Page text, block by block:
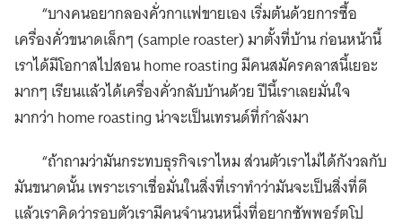
“บางคนอยากลองคั่วกาแฟขายเอง เริ่มต้นด้วยการซื้อ
เครื่องคั่วขนาดเล็กๆ (sample roaster) มาตั้งที่บ้าน ก่อนหน้านี้
เราได้มีโอกาสไปสอน home roasting มีคนสมัครคลาสนี้เยอะ
มากๆ เรียนแล้วได้เครื่องคั่วกลับบ้านด้วย ปีนี้เราเลยมั่นใจ
มากว่า home roasting น่าจะเป็นเทรนด์ที่กำลังมา
“ถ้าถามว่ามันกระทบธุรกิจเราไหม ส่วนตัวเราไม่ได้กังวลกับ
มันขนาดนั้น เพราะเราเชื่อมั่นในสิ่งที่เราทำว่ามันจะเป็นสิ่งที่ดี
แล้วเราคิดว่ารอบตัวเรามีคนจำนวนหนึ่งที่อยากซัพพอร์ตโป